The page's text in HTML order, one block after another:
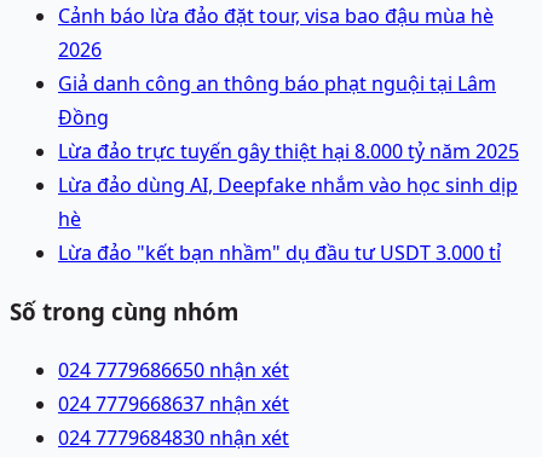
Cảnh báo lừa đảo đặt tour, visa bao đậu mùa hè
2026
Giả danh công an thông báo phạt nguội tại Lâm
Đồng
Lừa đảo trực tuyến gây thiệt hại 8.000 tỷ năm 2025
Lừa đảo dùng AI, Deepfake nhắm vào học sinh dịp
hè
Lừa đảo "kết bạn nhầm" dụ đầu tư USDT 3.000 tỉ
Số trong cùng nhóm
024 7779686650 nhận xét
024 7779668637 nhận xét
024 7779684830 nhận xét